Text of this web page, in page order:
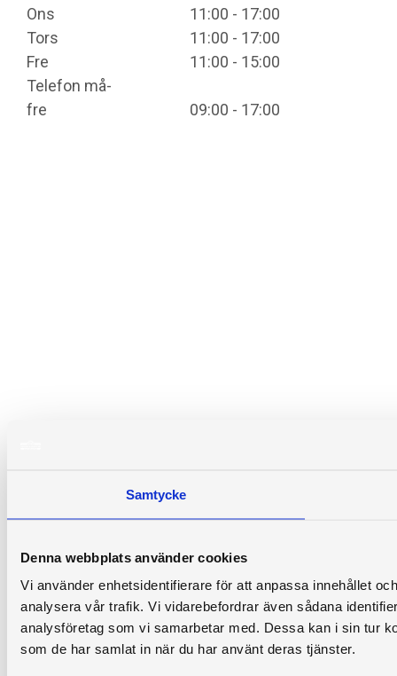
Samtycke
Denna webbplats använder cookies
Vi använder enhetsidentifierare för att anpassa innehållet
analysera vår trafik. Vi vidarebefordrar även sådana
analysföretag som vi samarbetar med. Dessa kan i sin tur
som de har samlat in när du har använt deras tjänster.
Ons
11:00 - 17:00
Tors
11:00 - 17:00
Fre
11:00 - 15:00
Telefon må-
fre
09:00 - 17:00